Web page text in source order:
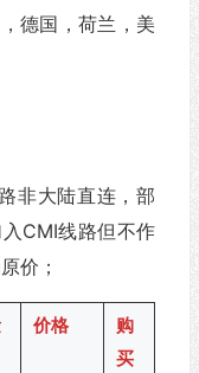
德国，荷兰，美
非大陆直连，部
CMI线路但不作
价；
价格
购
买